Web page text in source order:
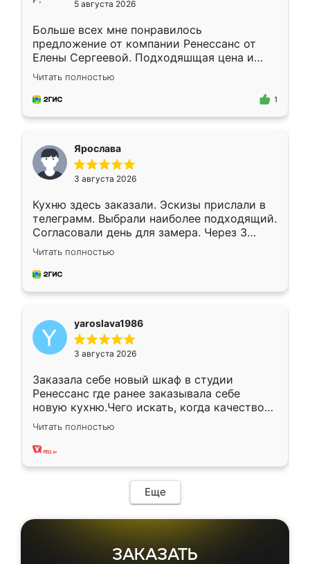
5 августа 2026
Больше всех мне понравилось
предложение от компании Ренессанс от
Елены Сергеевой. Подходяшщая цена и
короткие сроки изготовления. Приехавший
для замера сотрудник Владислав
предложил по моему эскизу самый
Читать полностью
1
Ярослава
3 августа 2026
Кухню здесь заказали. Эскизы прислали в
телеграмм. Выбрали наиболее подходящий.
Согласовали день для замера. Через 3
недели кухня была уже готова. Остались
довольны работой. Спасибо Ренессанс
мебель за качественную работу!
Читать полностью
yaroslava1986
3 августа 2026
Заказала себе новый шкаф в студии
Ренессанс где ранее заказывала себе
новую кухню.Чего искать, когда качеством
вполне довольна. Служит кухня уже почти
два года, нареканий нет.
Читать полностью
Еще
ЗАКАЗАТЬ